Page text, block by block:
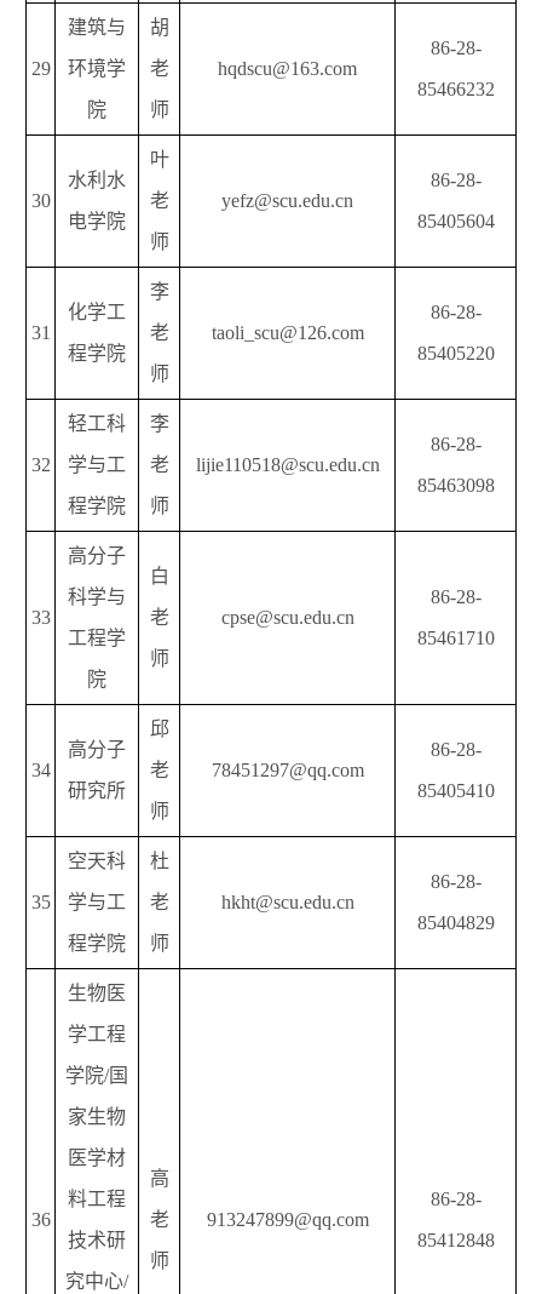
29
建筑与
环境学
院
胡
老
师
hqdscu@163.com
86-28-
85466232
30
水利水
电学院
叶
老
师
yefz@scu.edu.cn
86-28-
85405604
31
化学工
程学院
李
老
师
taoli_scu@126.com
86-28-
85405220
32
轻工科
学与工
程学院
李
老
师
lijie110518@scu.edu.cn
86-28-
85463098
33
高分子
科学与
工程学
院
白
老
师
cpse@scu.edu.cn
86-28-
85461710
34
高分子
研究所
邱
老
师
78451297@qq.com
86-28-
85405410
35
空天科
学与工
程学院
杜
老
师
hkht@scu.edu.cn
86-28-
85404829
36
生物医
学工程
学院/国
家生物
医学材
料工程
技术研
究中心/
高
老
师
913247899@qq.com
86-28-
85412848